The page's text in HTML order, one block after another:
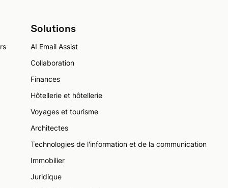
Solutions
AI Email Assist
Collaboration
Finances
Hôtellerie et hôtellerie
Voyages et tourisme
Architectes
Technologies de l'information et de la communication
Immobilier
Juridique